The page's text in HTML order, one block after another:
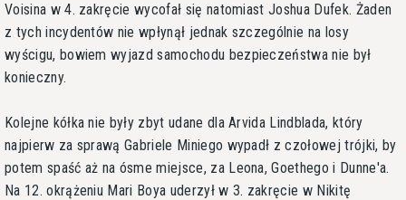
Voisina w 4. zakręcie wycofał się natomiast Joshua Dufek. Żaden
z tych incydentów nie wpłynął jednak szczególnie na losy
wyścigu, bowiem wyjazd samochodu bezpieczeństwa nie był
konieczny.
Kolejne kółka nie były zbyt udane dla Arvida Lindblada, który
najpierw za sprawą Gabriele Miniego wypadł z czołowej trójki, by
potem spaść aż na ósme miejsce, za Leona, Goethego i Dunne'a.
Na 12. okrążeniu Mari Boya uderzył w 3. zakręcie w Nikitę